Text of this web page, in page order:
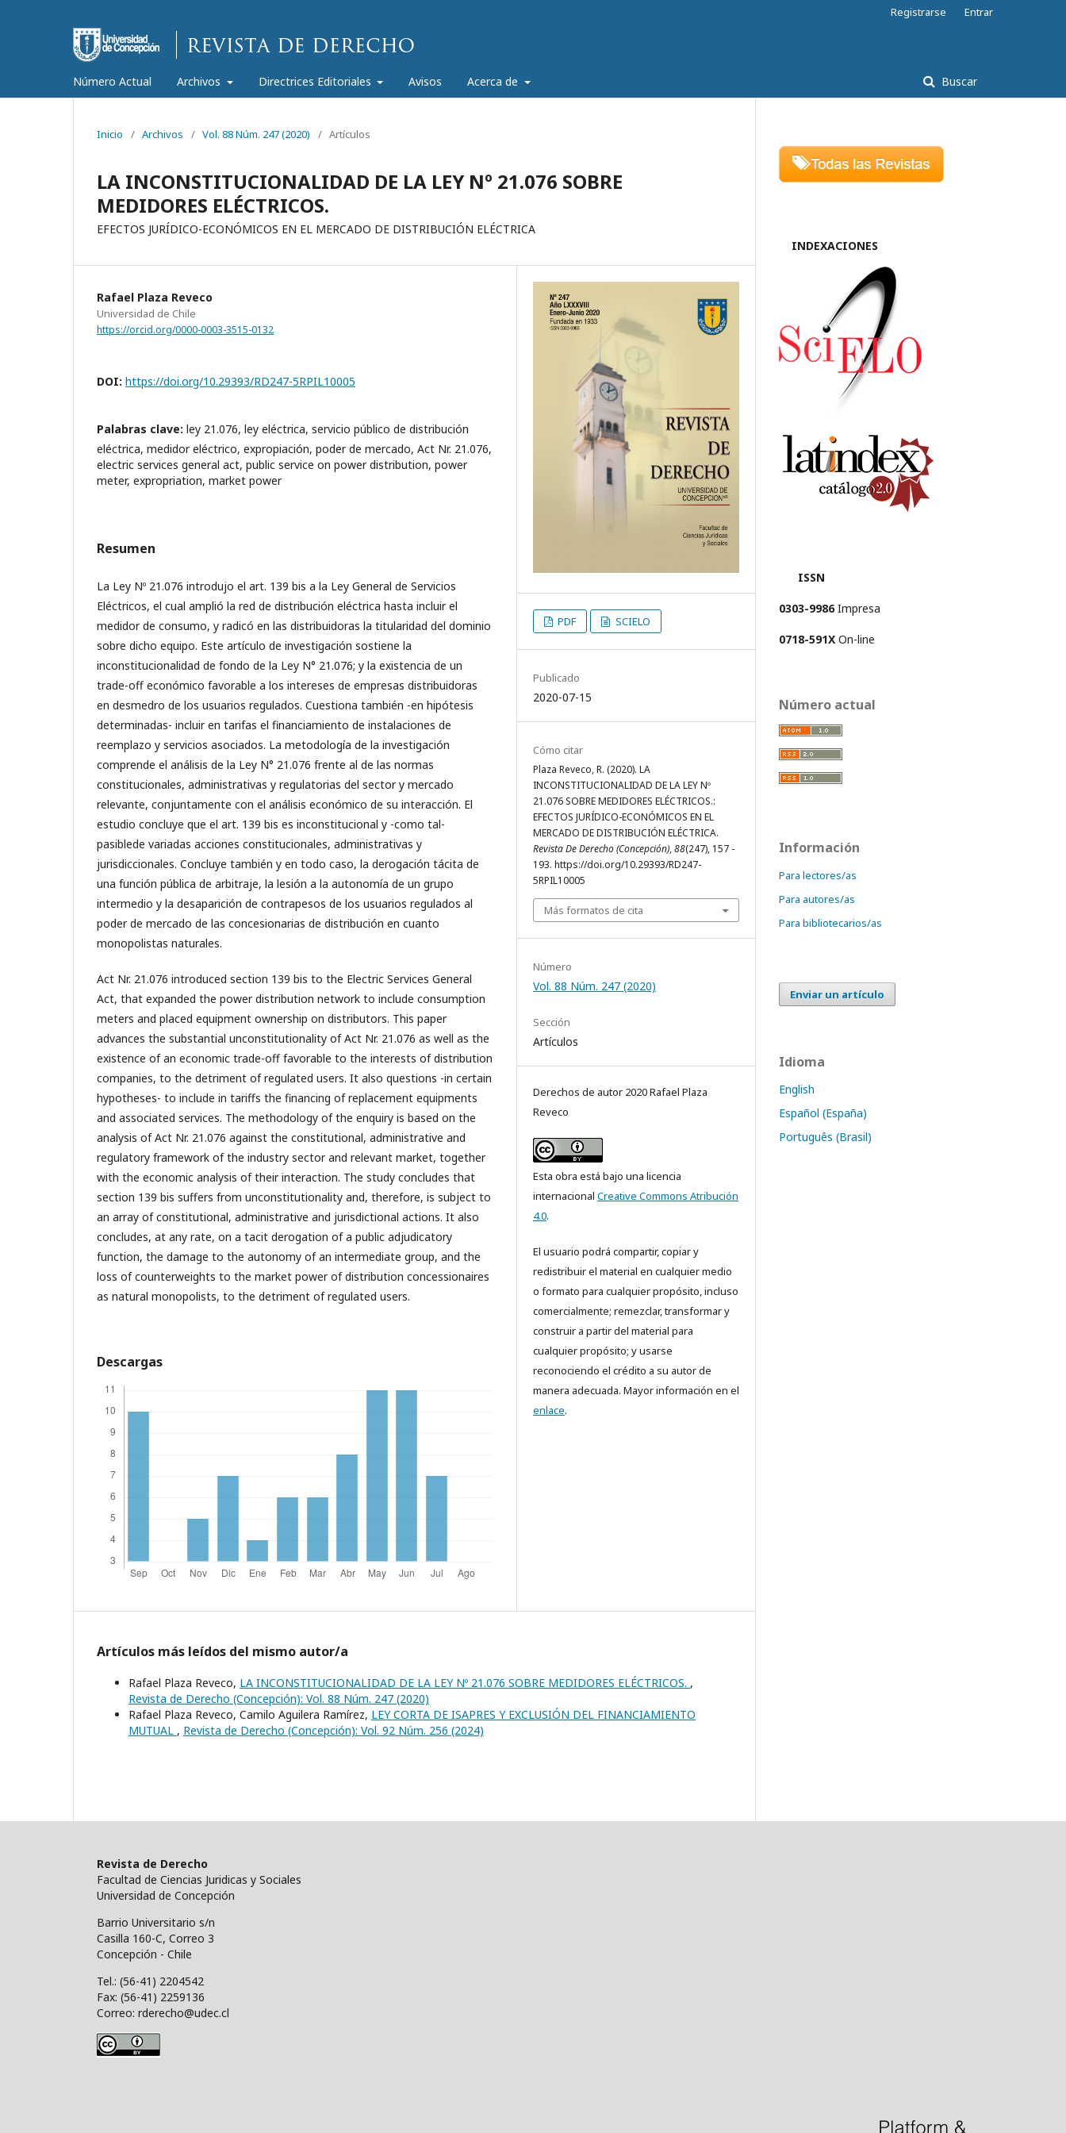
Número Actual Archivos Directrices Editoriales Avisos Acerca de Buscar
Registrarse Entrar
Inicio / Archivos / Vol. 88 Núm. 247 (2020) / Artículos
LA INCONSTITUCIONALIDAD DE LA LEY Nº 21.076 SOBRE
MEDIDORES ELÉCTRICOS.
EFECTOS JURÍDICO-ECONÓMICOS EN EL MERCADO DE DISTRIBUCIÓN ELÉCTRICA
Rafael Plaza Reveco
Universidad de Chile
https://orcid.org/0000-0003-3515-0132
DOI: https://doi.org/10.29393/RD247-5RPIL10005
Palabras clave: ley 21.076, ley eléctrica, servicio público de distribución
eléctrica, medidor eléctrico, expropiación, poder de mercado, Act Nr. 21.076,
electric services general act, public service on power distribution, power
meter, expropriation, market power
Resumen
La Ley Nº 21.076 introdujo el art. 139 bis a la Ley General de Servicios
Eléctricos, el cual amplió la red de distribución eléctrica hasta incluir el
medidor de consumo, y radicó en las distribuidoras la titularidad del dominio
sobre dicho equipo. Este artículo de investigación sostiene la
inconstitucionalidad de fondo de la Ley N° 21.076; y la existencia de un
trade-off económico favorable a los intereses de empresas distribuidoras
en desmedro de los usuarios regulados. Cuestiona también -en hipótesis
determinadas- incluir en tarifas el financiamiento de instalaciones de
reemplazo y servicios asociados. La metodología de la investigación
comprende el análisis de la Ley N° 21.076 frente al de las normas
constitucionales, administrativas y regulatorias del sector y mercado
relevante, conjuntamente con el análisis económico de su interacción. El
estudio concluye que el art. 139 bis es inconstitucional y -como tal-
pasiblede variadas acciones constitucionales, administrativas y
jurisdiccionales. Concluye también y en todo caso, la derogación tácita de
una función pública de arbitraje, la lesión a la autonomía de un grupo
intermedio y la desaparición de contrapesos de los usuarios regulados al
poder de mercado de las concesionarias de distribución en cuanto
monopolistas naturales.
Act Nr. 21.076 introduced section 139 bis to the Electric Services General
Act, that expanded the power distribution network to include consumption
meters and placed equipment ownership on distributors. This paper
advances the substantial unconstitutionality of Act Nr. 21.076 as well as the
existence of an economic trade-off favorable to the interests of distribution
companies, to the detriment of regulated users. It also questions -in certain
hypotheses- to include in tariffs the financing of replacement equipments
and associated services. The methodology of the enquiry is based on the
analysis of Act Nr. 21.076 against the constitutional, administrative and
regulatory framework of the industry sector and relevant market, together
with the economic analysis of their interaction. The study concludes that
section 139 bis suffers from unconstitutionality and, therefore, is subject to
an array of constitutional, administrative and jurisdictional actions. It also
concludes, at any rate, on a tacit derogation of a public adjudicatory
function, the damage to the autonomy of an intermediate group, and the
loss of counterweights to the market power of distribution concessionaires
as natural monopolists, to the detriment of regulated users.
Descargas
PDF SCIELO
Publicado
2020-07-15
Cómo citar
Plaza Reveco, R. (2020). LA
INCONSTITUCIONALIDAD DE LA LEY Nº
21.076 SOBRE MEDIDORES ELÉCTRICOS.:
EFECTOS JURÍDICO-ECONÓMICOS EN EL
MERCADO DE DISTRIBUCIÓN ELÉCTRICA.
Revista De Derecho (Concepción),88(247), 157 -
193. https://doi.org/10.29393/RD247-
5RPIL10005
Más formatos de cita
Número
Vol. 88 Núm. 247 (2020)
Sección
Artículos
Derechos de autor 2020 Rafael Plaza
Reveco
Esta obra está bajo una licencia
internacional Creative Commons Atribución
4.0.
El usuario podrá compartir, copiar y
redistribuir el material en cualquier medio
o formato para cualquier propósito, incluso
comercialmente; remezclar, transformar y
construir a partir del material para
cualquier propósito; y usarse
reconociendo el crédito a su autor de
manera adecuada. Mayor información en el
enlace.
Artículos más leídos del mismo autor/a
Rafael Plaza Reveco, LA INCONSTITUCIONALIDAD DE LA LEY Nº 21.076 SOBRE MEDIDORES ELÉCTRICOS. ,
Revista de Derecho (Concepción): Vol. 88 Núm. 247 (2020)
Rafael Plaza Reveco, Camilo Aguilera Ramírez, LEY CORTA DE ISAPRES Y EXCLUSIÓN DEL FINANCIAMIENTO
MUTUAL , Revista de Derecho (Concepción): Vol. 92 Núm. 256 (2024)
INDEXACIONES
ISSN
0303-9986Impresa
0718-591X On-line
Número actual
Información
Para lectores/as
Para autores/as
Para bibliotecarios/as
Enviar un artículo
Idioma
English
Español (España)
Português (Brasil)
Revista de Derecho
Facultad de Ciencias Juridicas y Sociales
Universidad de Concepción
Barrio Universitario s/n
Casilla 160-C, Correo 3
Concepción - Chile
Tel.: (56-41) 2204542
Fax: (56-41) 2259136
Correo: rderecho@udec.cl